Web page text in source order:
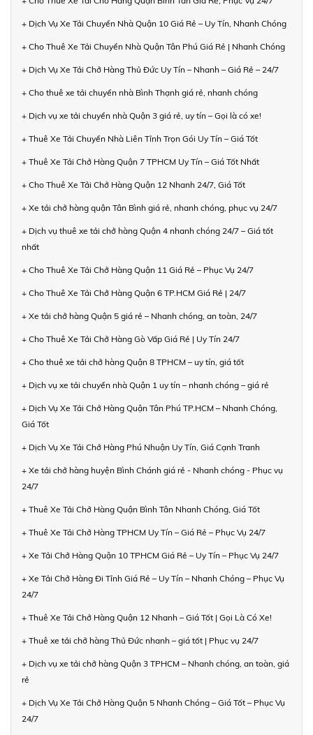
+ Dịch Vụ Xe Tải Chuyển Nhà Quận 10 Giá Rẻ – Uy Tín, Nhanh Chóng
+ Cho Thuê Xe Tải Chuyển Nhà Quận Tân Phú Giá Rẻ | Nhanh Chóng
+ Dịch Vụ Xe Tải Chở Hàng Thủ Đức Uy Tín – Nhanh – Giá Rẻ – 24/7
+ Cho thuê xe tải chuyển nhà Bình Thạnh giá rẻ, nhanh chóng
+ Dịch vụ xe tải chuyển nhà Quận 3 giá rẻ, uy tín – Gọi là có xe!
+ Thuê Xe Tải Chuyển Nhà Liên Tỉnh Trọn Gói Uy Tín – Giá Tốt
+ Thuê Xe Tải Chở Hàng Quận 7 TPHCM Uy Tín – Giá Tốt Nhất
+ Cho Thuê Xe Tải Chở Hàng Quận 12 Nhanh 24/7, Giá Tốt
+ Xe tải chở hàng quận Tân Bình giá rẻ, nhanh chóng, phục vụ 24/7
+ Dịch vụ thuê xe tải chở hàng Quận 4 nhanh chóng 24/7 – Giá tốt
nhất
+ Cho Thuê Xe Tải Chở Hàng Quận 11 Giá Rẻ – Phục Vụ 24/7
+ Cho Thuê Xe Tải Chở Hàng Quận 6 TP.HCM Giá Rẻ | 24/7
+ Xe tải chở hàng Quận 5 giá rẻ – Nhanh chóng, an toàn, 24/7
+ Cho Thuê Xe Tải Chở Hàng Gò Vấp Giá Rẻ | Uy Tín 24/7
+ Cho thuê xe tải chở hàng Quận 8 TPHCM – uy tín, giá tốt
+ Dịch vụ xe tải chuyển nhà Quận 1 uy tín – nhanh chóng – giá rẻ
+ Dịch Vụ Xe Tải Chở Hàng Quận Tân Phú TP.HCM – Nhanh Chóng,
Giá Tốt
+ Dịch Vụ Xe Tải Chở Hàng Phú Nhuận Uy Tín, Giá Cạnh Tranh
+ Xe tải chở hàng huyện Bình Chánh giá rẻ - Nhanh chóng - Phục vụ
24/7
+ Thuê Xe Tải Chở Hàng Quận Bình Tân Nhanh Chóng, Giá Tốt
+ Thuê Xe Tải Chở Hàng TPHCM Uy Tín – Giá Rẻ – Phục Vụ 24/7
+ Xe Tải Chở Hàng Quận 10 TPHCM Giá Rẻ – Uy Tín – Phục Vụ 24/7
+ Xe Tải Chở Hàng Đi Tỉnh Giá Rẻ – Uy Tín – Nhanh Chóng – Phục Vụ
24/7
+ Thuê Xe Tải Chở Hàng Quận 12 Nhanh – Giá Tốt | Gọi Là Có Xe!
+ Thuê xe tải chở hàng Thủ Đức nhanh – giá tốt | Phục vụ 24/7
+ Dịch vụ xe tải chở hàng Quận 3 TPHCM – Nhanh chóng, an toàn, giá
rẻ
+ Dịch Vụ Xe Tải Chở Hàng Quận 5 Nhanh Chóng – Giá Tốt – Phục Vụ
24/7